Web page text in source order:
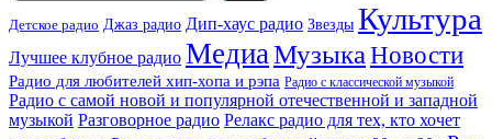
Детское радио Джаз радио Дип-хаус радио Звезды Культура
Лучшее клубное радио МедиаМузыкаНовости
Радио для любителей хип-хопа и рэпа Радио с классической музыкой
Радио с самой новой и популярной отечественной и западной
музыкой Разговорное радио Релакс радио для тех, кто хочет